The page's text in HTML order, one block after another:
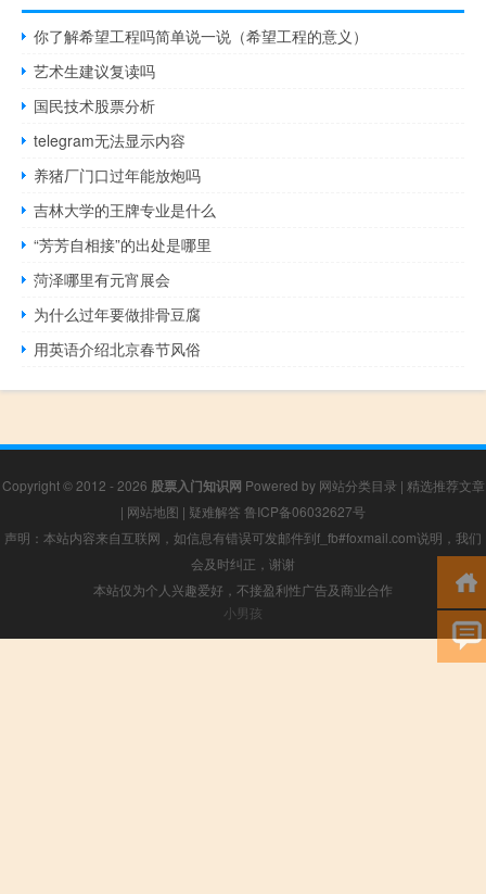
你了解希望工程吗简单说一说（希望工程的意义）
艺术生建议复读吗
国民技术股票分析
telegram无法显示内容
养猪厂门口过年能放炮吗
吉林大学的王牌专业是什么
“芳芳自相接”的出处是哪里
菏泽哪里有元宵展会
为什么过年要做排骨豆腐
用英语介绍北京春节风俗
Copyright © 2012 - 2026 股票入门知识网 Powered by 网站分类目录 | 精选推荐文章
| 网站地图 | 疑难解答 鲁ICP备06032627号
声明：本站内容来自互联网，如信息有错误可发邮件到f_fb#foxmail.com说明，我们
会及时纠正，谢谢
本站仅为个人兴趣爱好，不接盈利性广告及商业合作
小男孩